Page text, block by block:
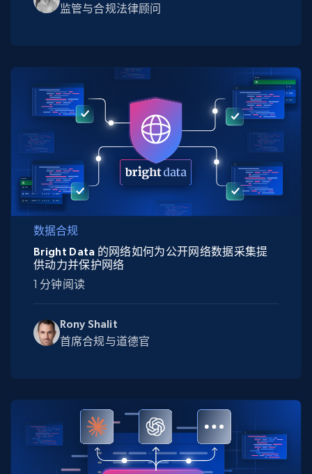
监管与合规法律顾问
数据合规
Rony Shalit
首席合规与道德官
Bright Data 的网络如何为公开网络数据采集提
供动力并保护网络
1 分钟阅读